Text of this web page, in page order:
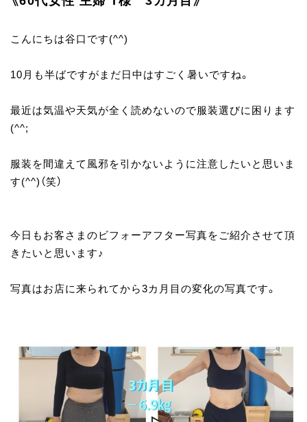
こんにちは谷口です(^^)
10月も半ばですがまだ日中はすごく暑いですね。
最近は気温や天気が全く読めないので服装選びに困ります
(^^;
服装を間違えて風邪を引かないように注意したいと思いま
す(^^)（笑）
今日もお客さまのビフォーアフター写真をご紹介させて頂
きたいと思います♪
写真はお店に来られてから3カ月目の変化の写真です。